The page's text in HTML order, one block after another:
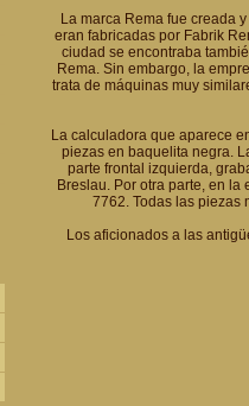
La marca Rema fue creada
eran fabricadas por Fabrik
ciudad se encontraba
Rema. Sin embargo, la
trata de máquinas muy
La calculadora que aparece
piezas en baquelita negra.
parte frontal izquierda,
Breslau. Por otra parte, en
7762. Todas las piezas
Los aficionados a las